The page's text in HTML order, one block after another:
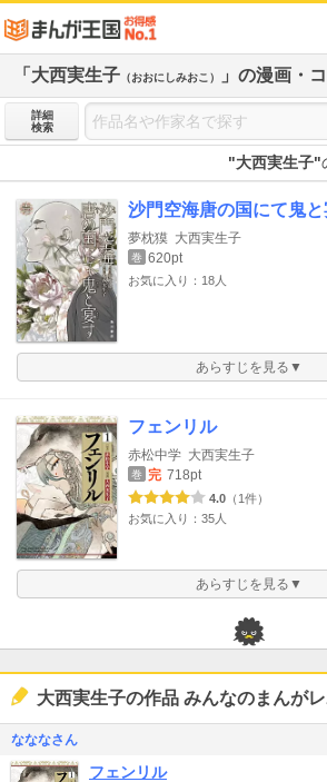
「大西実生子 （おおにしみおこ） 」の漫画・
詳細
検索
"大西実生子"
沙門空海唐の国にて鬼
夢枕獏 大西実生子
巻 620pt
お気に入り：18人
あらすじを見る▼
フェンリル
赤松中学 大西実生子
巻 完 718pt
4.0 （1件）
お気に入り：35人
あらすじを見る▼
大西実生子の作品 みんなのまんが
なななさん
フェンリル